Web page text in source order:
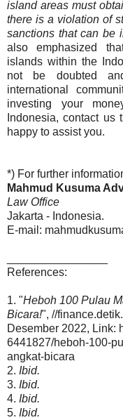
island areas must
there is a violation of
sanctions that can be
also emphasized
islands within the
not be doubted
international
investing your
Indonesia, contact
happy to assist you.
*) For further
Mahmud Kusuma
Law Office
Jakarta - Indonesia.
E-mail:
References:
1. "Heboh 100 Pulau
Bicara!", //
Desember 2022, Link:
6441827/heboh-100-
angkat-bicara
2. Ibid.
3. Ibid.
4. Ibid.
5. Ibid.